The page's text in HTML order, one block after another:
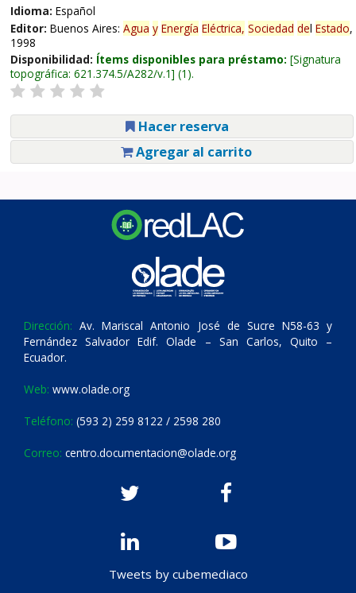
Idioma: Español
Editor: Buenos Aires: Agua y Energía Eléctrica, Sociedad del Estado,
1998
Disponibilidad: Ítems disponibles para préstamo: Signatura
topográfica: 621.374.5/A282/v.1 (1).
Hacer reserva
Agregar al carrito
Dirección: Av. Mariscal Antonio José de Sucre N58-63 y
Fernández Salvador Edif. Olade – San Carlos, Quito –
Ecuador.
Web: www.olade.org
Teléfono: (593 2) 259 8122 / 2598 280
Correo: centro.documentacion@olade.org
Tweets by cubemediaco